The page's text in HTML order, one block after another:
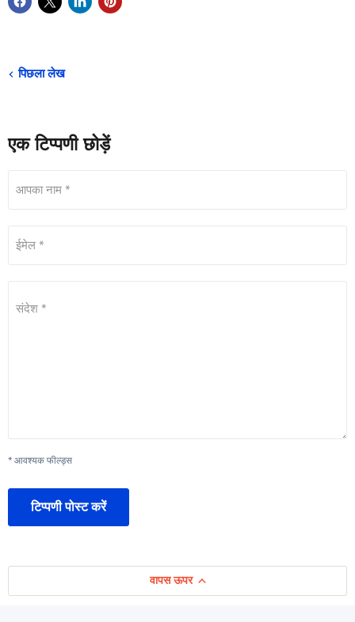
पिछला लेख
एक टिप्पणी छोड़ें
आपका नाम *
ईमेल *
संदेश *
* आवश्यक फील्ड्स
टिप्पणी पोस्ट करें
वापस ऊपर